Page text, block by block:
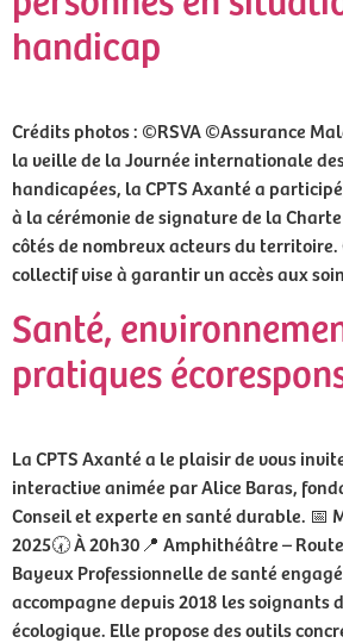
handicap
Crédits photos : ©RSVA ©Assurance
la veille de la Journée internationale
handicapées, la CPTS Axanté a
à la cérémonie de signature de la
côtés de nombreux acteurs du
collectif vise à garantir un accès aux
Santé,
pratiques
La CPTS Axanté a le plaisir de vous
interactive animée par Alice Baras,
Conseil et experte en santé durable. 📅
2025🕢 À 20h30📍 Amphithéâtre –
Bayeux Professionnelle de santé
accompagne depuis 2018 les soignants
écologique. Elle propose des outils